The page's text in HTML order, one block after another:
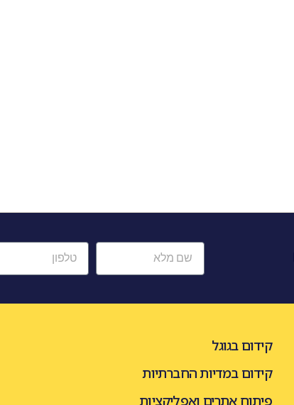
קידום בגוגל
קידום במדיות החברתיות
פיתוח אתרים ואפליקציות